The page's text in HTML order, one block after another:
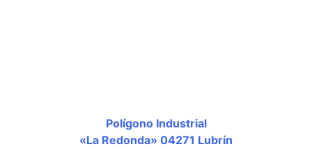
Polígono Industrial
«La Redonda» 04271 Lubrín